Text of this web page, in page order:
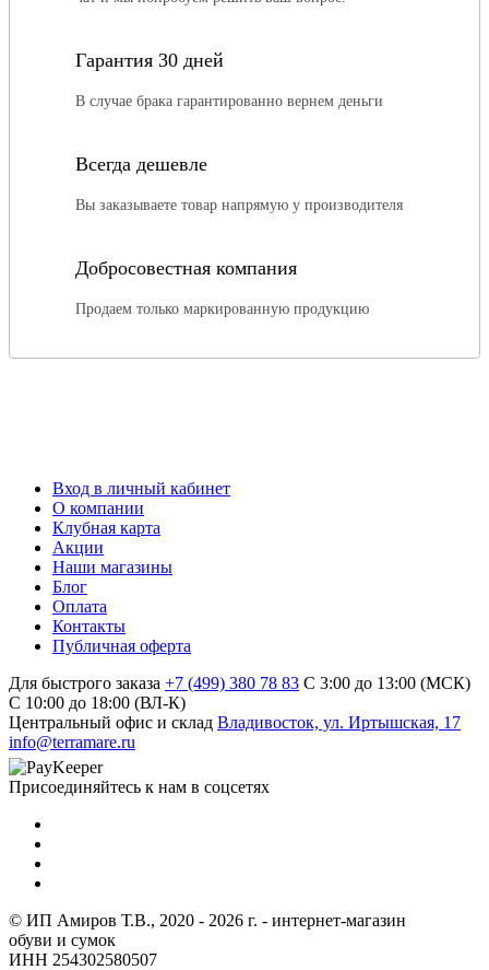
Гарантия 30 дней
В случае брака гарантированно вернем деньги
Всегда дешевле
Вы заказываете товар напрямую у производителя
Добросовестная компания
Продаем только маркированную продукцию
Вход в личный кабинет
О компании
Клубная карта
Акции
Наши магазины
Блог
Оплата
Контакты
Публичная оферта
Для быстрого заказа +7 (499) 380 78 83 С 3:00 до 13:00 (МСК)
C 10:00 до 18:00 (ВЛ-К)
Центральный офис и склад Владивосток, ул. Иртышская, 17
info@terramare.ru
Присоединяйтесь к нам в соцсетях
© ИП Амиров Т.В., 2020 - 2026 г. - интернет-магазин
обуви и сумок
ИНН 254302580507